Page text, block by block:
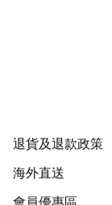
退貨及退款政策
海外直送
會員優惠區